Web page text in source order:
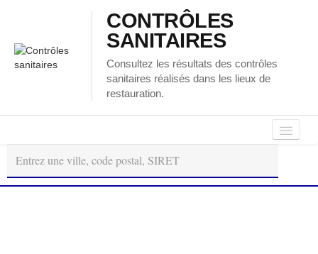
CONTRÔLES
SANITAIRES
Consultez les résultats des contrôles
sanitaires réalisés dans les lieux de
restauration.
Autour
de
moi
Régions